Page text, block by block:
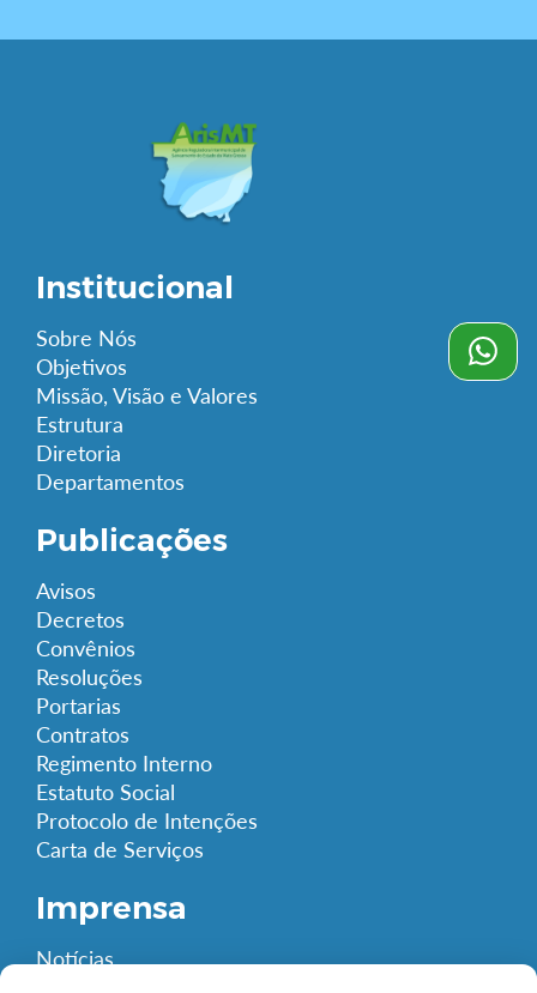
Institucional
Sobre Nós
Objetivos
Missão, Visão e Valores
Estrutura
Diretoria
Departamentos
Publicações
Avisos
Decretos
Convênios
Resoluções
Portarias
Contratos
Regimento Interno
Estatuto Social
Protocolo de Intenções
Carta de Serviços
Imprensa
Notícias